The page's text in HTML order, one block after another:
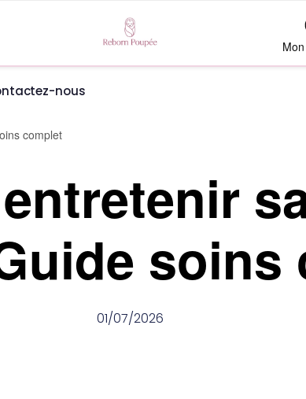
nous
complet
soins
01/07/2026